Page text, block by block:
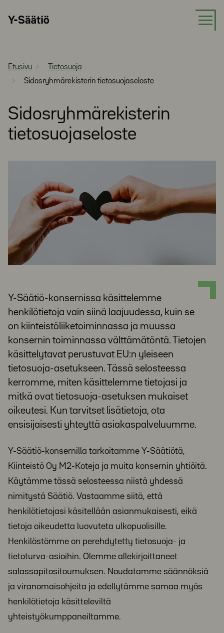
suoraan
Y-
Etusivu
Tietosuoja
Sidosryhmärekisterin tietosuojaseloste
Sidosryhmärekisterin
tietosuojaseloste
Y-Säätiö-konsernissa käsittelemme
henkilötietoja vain siinä laajuudessa, kuin se
on kiinteistöliiketoiminnassa ja muussa
konsernin toiminnassa välttämätöntä. Tietojen
käsittelytavat perustuvat EU:n yleiseen
tietosuoja-asetukseen. Tässä selosteessa
kerromme, miten käsittelemme tietojasi ja
mitkä ovat tietosuoja-asetuksen mukaiset
oikeutesi. Kun tarvitset lisätietoja, ota
ensisijaisesti yhteyttä asiakaspalveluumme.
Y-Säätiö-konsernilla tarkoitamme Y-Säätiötä,
Kiinteistö Oy M2-Koteja ja muita konsernin yhtiöitä.
Käytämme tässä selosteessa niistä yhdessä
nimitystä Säätiö. Vastaamme siitä, että
henkilötietojasi käsitellään asianmukaisesti, eikä
tietoja oikeudetta luovuteta ulkopuolisille.
Henkilöstömme on perehdytetty tietosuoja- ja
tietoturva-asioihin. Olemme allekirjoittaneet
salassapitositoumuksen. Noudatamme säännöksiä
ja viranomaisohjeita ja edellytämme samaa myös
henkilötietoja käsitteleviltä
yhteistyökumppaneiltamme.